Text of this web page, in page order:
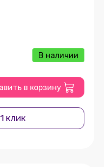
В наличии
в корзину
клик